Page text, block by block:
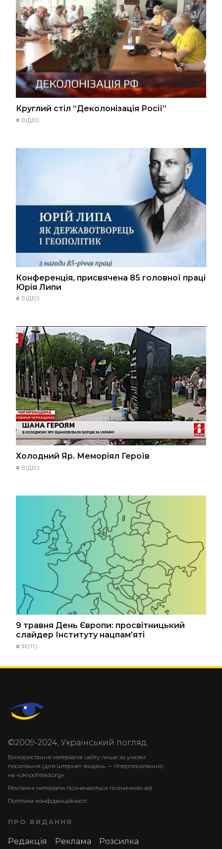
Круглий стіл “Деколонізація Росії”
# ВІДЕО
Конференція, присвячена 85 головної праці
Юрія Липи
# ВІДЕО
Холодний Яр. Меморіял Героїв
# ВІДЕО
9 травня День Європи: просвітницький
слайдер Інституту нацпам’яті
# ФОТО
©2009-2024, Український погляд.
Використання матеріалів сайту лише за умови
посилання (для інтернет-видань — гіперпосилання)
на «ukrpohliad.org».
Рекламні матеріали позначаються позначкою ad.
Політика конфіденційності
ПРО ВИДАННЯ
Редакція Реклама Розсилка